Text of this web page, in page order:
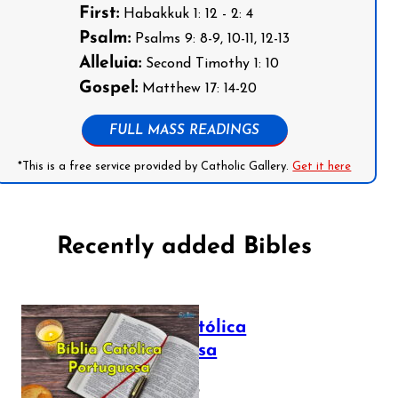
First: Habakkuk 1: 12 - 2: 4
Psalm: Psalms 9: 8-9, 10-11, 12-13
Alleluia: Second Timothy 1: 10
Gospel: Matthew 17: 14-20
FULL MASS READINGS
*This is a free service provided by Catholic Gallery.Get it here
Recently added Bibles
Bíblia Católica
Portuguesa
July 16, 2025